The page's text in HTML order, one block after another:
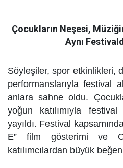
Çocukların Neşesi,
Aynı
Söyleşiler, spor etkinlikleri,
performanslarıyla festival
anlara sahne oldu.
yoğun katılımıyla
yayıldı. Festival
E” film gösterimi ve
katılımcılardan büyük